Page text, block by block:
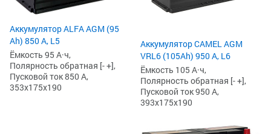
Аккумулятор ALFA AGM (95
Ah) 850 А, L5
Ёмкость 95 А·ч,
Полярность обратная [- +],
Пусковой ток 850 А,
353x175x190
Аккумулятор CAMEL AGM
VRL6 (105Ah) 950 А, L6
Ёмкость 105 А·ч,
Полярность обратная [- +],
Пусковой ток 950 А,
393x175x190